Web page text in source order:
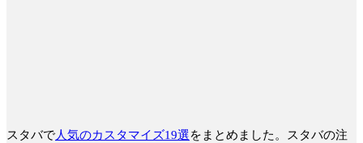
スタバで人気のカスタマイズ19選をまとめました。
スタバの注